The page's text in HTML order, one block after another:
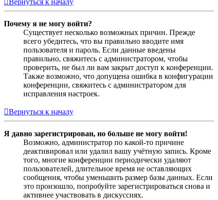
Вернуться к началу
Почему я не могу войти?
Существует несколько возможных причин. Прежде
всего убедитесь, что вы правильно вводите имя
пользователя и пароль. Если данные введены
правильно, свяжитесь с администратором, чтобы
проверить, не был ли вам закрыт доступ к конференции.
Также возможно, что допущена ошибка в конфигурации
конференции, свяжитесь с администратором для
исправления настроек.
Вернуться к началу
Я давно зарегистрирован, но больше не могу войти!
Возможно, администратор по какой-то причине
деактивировал или удалил вашу учётную запись. Кроме
того, многие конференции периодически удаляют
пользователей, длительное время не оставляющих
сообщения, чтобы уменьшить размер базы данных. Если
это произошло, попробуйте зарегистрироваться снова и
активнее участвовать в дискуссиях.